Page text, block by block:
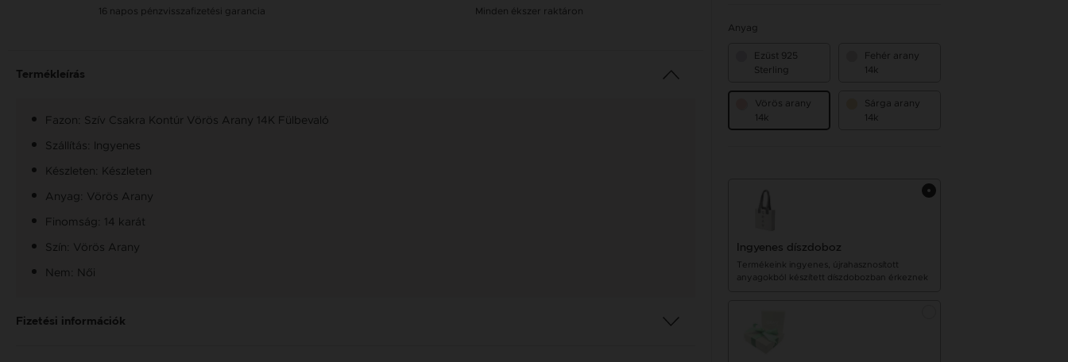
16 napos pénzvisszafizetési garancia Minden ékszer raktáron
Termékleírás
Fazon: Szív Csakra Kontúr Vörös Arany 14K Fülbevaló
Szállítás: Ingyenes
Készleten: Készleten
Anyag: Vörös Arany
Finomság: 14 karát
Szín: Vörös Arany
Nem: Női
Fizetési információk
Anyag
Ezüst 925
Sterling
Fehér arany
14k
Vörös arany
14k
Sárga arany
14k
Ingyenes díszdoboz
Termékeink ingyenes, újrahasznosított
anyagokból készített díszdobozban érkeznek